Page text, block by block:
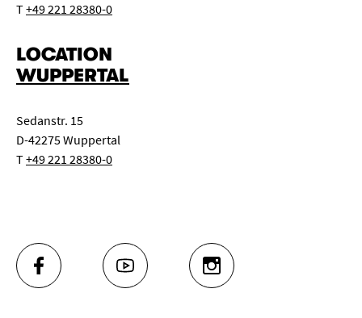
T+49 221 28380-0
LOCATION
WUPPERTAL
Sedanstr. 15
D-42275 Wuppertal
T+49 221 28380-0
FACEBOOK YOUTUBE INSTAGRAM